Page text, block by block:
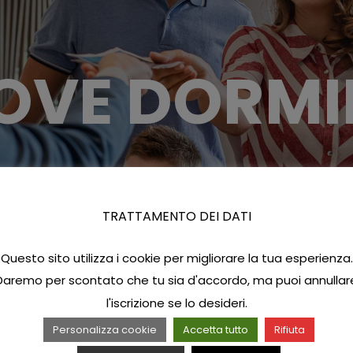
TRATTAMENTO DEI DATI
Questo sito utilizza i cookie per migliorare la tua esperienza.
per scontato che tu sia d'accordo, ma puoi
l'iscrizione se lo desideri.
Personalizza cookie Accetta tutto
Rifiuta